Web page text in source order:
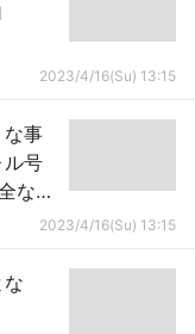
2023/4/16(Su) 13:15
な事
号
な社
2023/4/16(Su) 13:15